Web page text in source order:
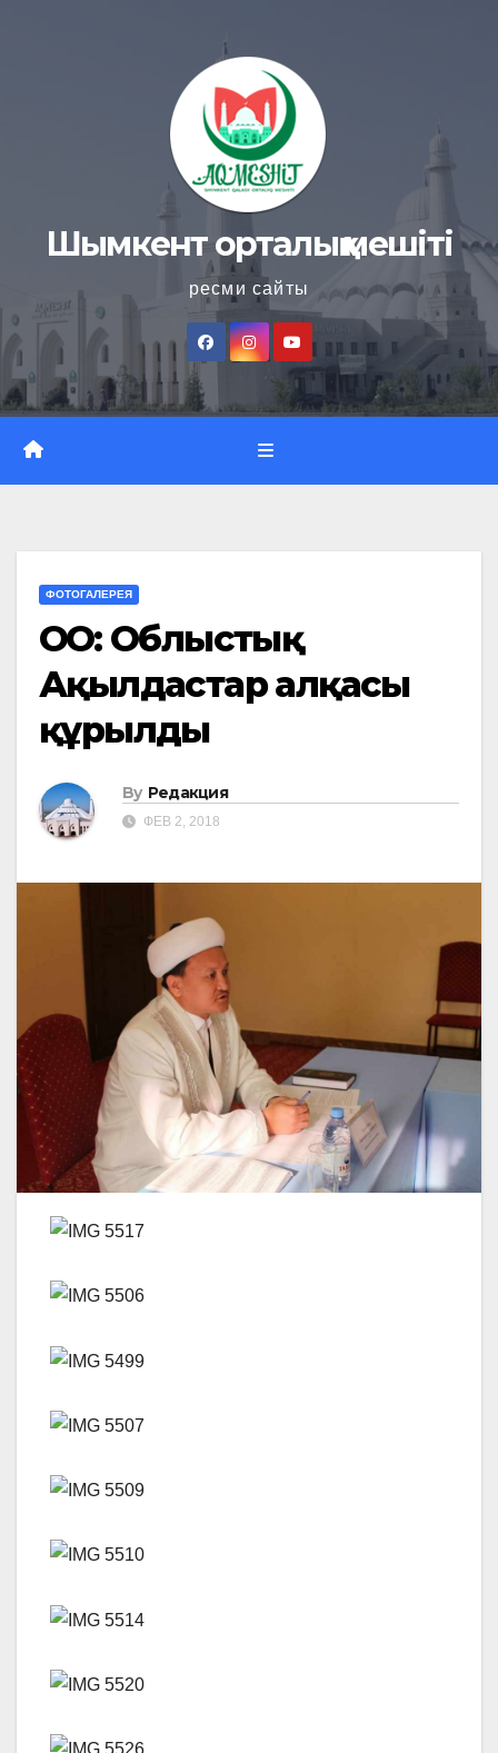
Шымкент орталық мешіті
ресми сайты
ФОТОГАЛЕРЕЯ
ОҚО: Облыстық
Ақылдастар алқасы
құрылды
By Редакция
ФЕВ 2, 2018